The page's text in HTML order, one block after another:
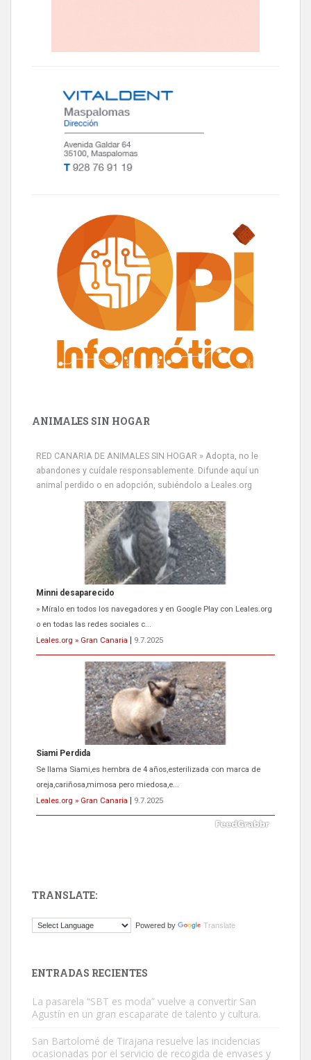
ANIMALES SIN HOGAR
RED CANARIA DE ANIMALES SIN HOGAR » Adopta, no le
abandones y cuídale responsablemente. Difunde aquí un
animal perdido o en adopción, subiéndolo a Leales.org
Siami Perdida
Se llama Siami,es hembra de 4 años,esterilizada con marca de
oreja,cariñosa,mimosa pero miedosa,e...
Leales.org » Gran Canaria
9.7.2025
ADOPCIÓN URGENTE GATA TEROR GRAN CANARIA
El ayuntamiento se va a llevar a Los Gatos callejeros de la zona los
próximos días, ella incluida...
Leales.org » Gran Canaria
9.7.2025
Este gato macho ha aparecido en la calle hace menos de un mes,
TRANSLATE:
Powered by Translate
ENTRADAS RECIENTES
La pasarela “SBT es moda” vuelve a convertir San
Agustín en un gran escaparate de talento y cultura.
San Bartolomé de Tirajana resuelve las incidencias
ocasionadas por el servicio de recogida de envases y